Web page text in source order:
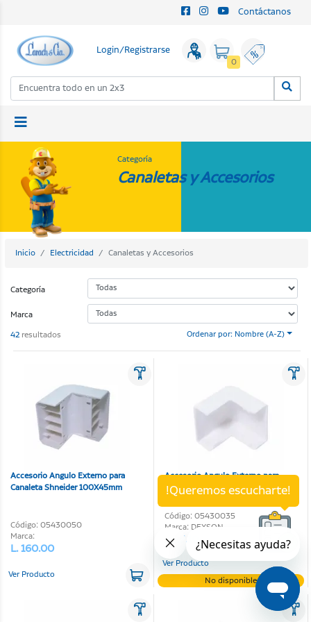
Contáctanos
Login/Registrarse
0
Categoría
Canaletas y Accesorios
Inicio Electricidad Canaletas y Accesorios
Categoría
Marca
42 resultados Ordenar por: Nombre (A-Z)
Accesorio Angulo Externo para
Canaleta Shneider 100X45mm
Código: 05430050
Marca:
L. 160.00
Ver Producto
Accesorio Angulo Externo para
Canaleta Shneider Dxn11071
32X12mm
Código: 05430035
Marca: DEXSON
L. 15.10
Ver Producto
No disponible
!Queremos escucharte!